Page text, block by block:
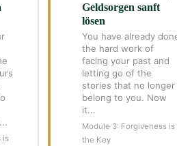
is
Geldsorgen sanft
lösen
You have already
the hard work of
facing your past and
letting go of the
stories that no longer
belong to you. Now
it...
Module 3: Forgiveness is
the Key